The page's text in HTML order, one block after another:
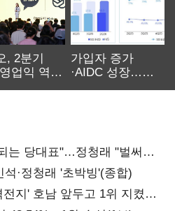
, 2분기
업익 역대
가입자 증가
·AIDC 성장…
는 당대표"…정청래 "벌써
·정청래 '초박빙'(종합)
지' 호남 앞두고 1위 지켰다